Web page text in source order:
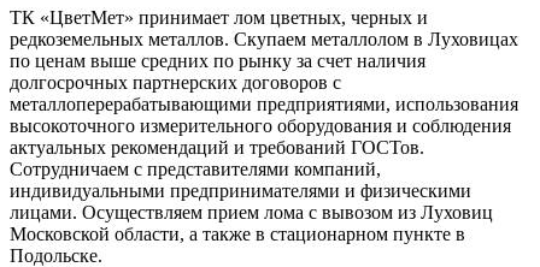
ТК «ЦветМет» принимает лом цветных, черных и
редкоземельных металлов. Скупаем металлолом в Луховицах
по ценам выше средних по рынку за счет наличия
долгосрочных партнерских договоров с
металлоперерабатывающими предприятиями, использования
высокоточного измерительного оборудования и соблюдения
актуальных рекомендаций и требований ГОСТов.
Сотрудничаем с представителями компаний,
индивидуальными предпринимателями и физическими
лицами. Осуществляем прием лома с вывозом из Луховиц
Московской области, а также в стационарном пункте в
Подольске.